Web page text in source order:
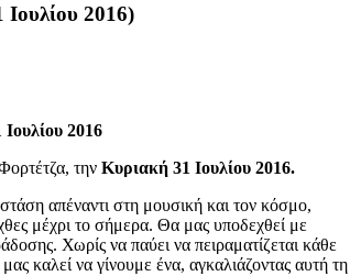
2016)
2016
την Κυριακή 31 Ιουλίου 2016.
στάση απέναντι στη μουσική και τον κόσμο,
μέχρι το σήμερα. Θα μας υποδεχθεί με
Χωρίς να παύει να πειραματίζεται κάθε
καλεί να γίνουμε ένα, αγκαλιάζοντας αυτή τη